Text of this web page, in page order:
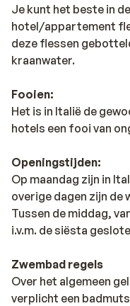
Je kunt het beste in
hotel/appartement
deze flessen
kraanwater.
Fooien:
Het is in Italië de
hotels een fooi van
Openingstijden:
Op maandag zijn in
overige dagen zijn de
Tussen de middag,
i.v.m. de siësta
Zwembad regels
Over het algemeen
verplicht een